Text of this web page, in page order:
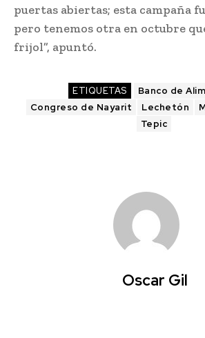
puertas abiertas; esta campaña
pero tenemos otra en octubre
frijol”, apuntó.
ETIQUETAS
Banco de
Congreso de Nayarit
Lechetón
Tepic
Oscar Gil